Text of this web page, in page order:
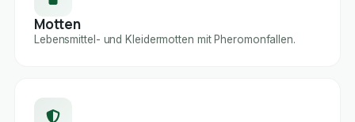
Motten
Lebensmittel- und Kleidermotten mit Pheromonfallen.